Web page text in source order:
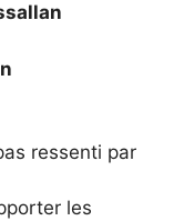
ressenti par
les